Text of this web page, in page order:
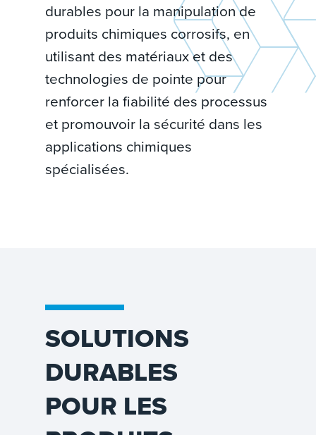
durables pour la manipulation de
produits chimiques corrosifs, en
utilisant des matériaux et des
technologies de pointe pour
renforcer la fiabilité des processus
et promouvoir la sécurité dans les
applications chimiques
spécialisées.
SOLUTIONS
DURABLES
POUR LES